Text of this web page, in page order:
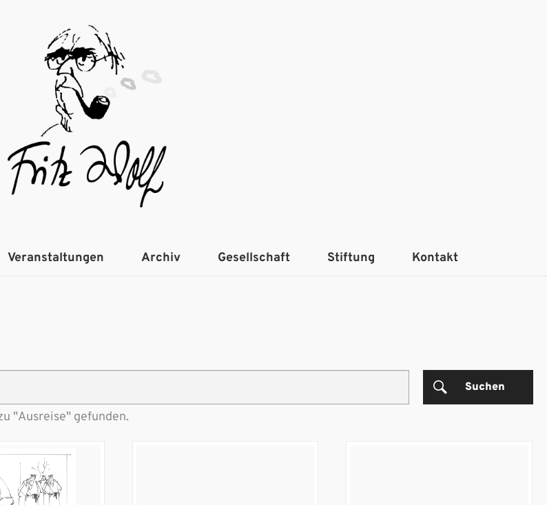
Veranstaltungen Archiv Gesellschaft Stiftung Kontakt
Suchen
"Ausreise" gefunden.